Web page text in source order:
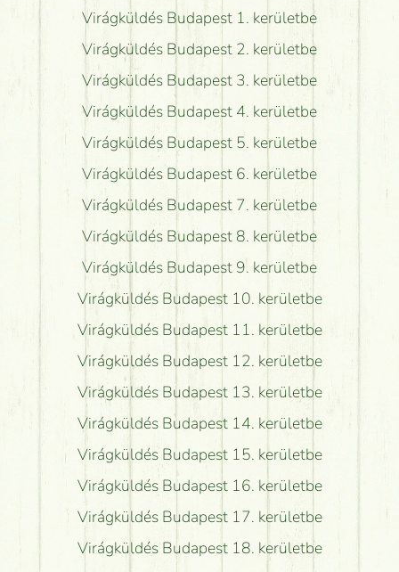
Virágküldés Budapest 1. kerületbe
Virágküldés Budapest 2. kerületbe
Virágküldés Budapest 3. kerületbe
Virágküldés Budapest 4. kerületbe
Virágküldés Budapest 5. kerületbe
Virágküldés Budapest 6. kerületbe
Virágküldés Budapest 7. kerületbe
Virágküldés Budapest 8. kerületbe
Virágküldés Budapest 9. kerületbe
Virágküldés Budapest 10. kerületbe
Virágküldés Budapest 11. kerületbe
Virágküldés Budapest 12. kerületbe
Virágküldés Budapest 13. kerületbe
Virágküldés Budapest 14. kerületbe
Virágküldés Budapest 15. kerületbe
Virágküldés Budapest 16. kerületbe
Virágküldés Budapest 17. kerületbe
Virágküldés Budapest 18. kerületbe